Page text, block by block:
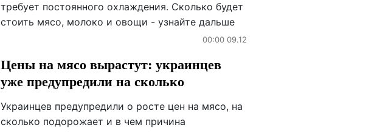
требует постоянного охлаждения. Сколько будет
стоить мясо, молоко и овощи - узнайте дальше
00:00 09.12
Цены на мясо вырастут: украинцев
уже предупредили на сколько
Украинцев предупредили о росте цен на мясо, на
сколько подорожает и в чем причина